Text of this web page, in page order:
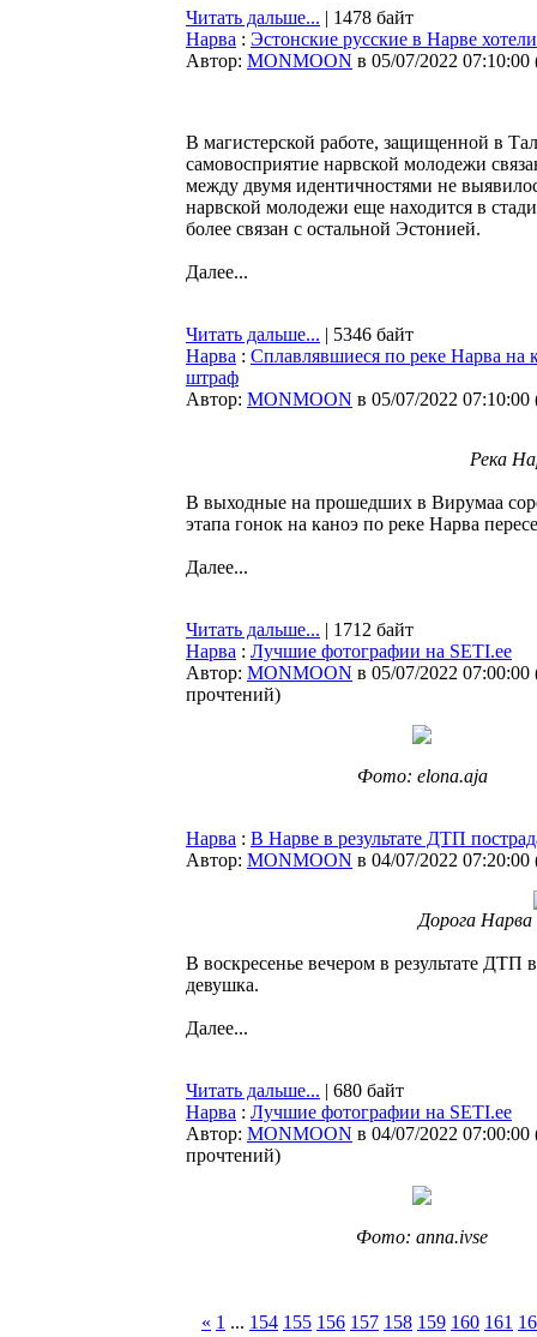
Читать дальше... | 1478 байт
Нарва : Эстонские русские в Нарве
Автор: MONMOON в 05/07/2022 07:10:00
В магистерской работе, защищенной в
самовосприятие нарвской молодежи
между двумя идентичностями не
нарвской молодежи еще находится в
более связан с остальной Эстонией.
Далее...
Читать дальше... | 5346 байт
Нарва : Сплавлявшиеся по реке Нарва на
штраф
Автор: MONMOON в 05/07/2022 07:10:00
Река
В выходные на прошедших в Вирумаа
этапа гонок на каноэ по реке Нарва
Далее...
Читать дальше... | 1712 байт
Нарва : Лучшие фотографии на SETI.ee
Автор: MONMOON в 05/07/2022 07:00:00
прочтений)
Фото: elona.aja
Нарва : В Нарве в результате ДТП
Автор: MONMOON в 04/07/2022 07:20:00
Дорога
В воскресенье вечером в результате ДТП
девушка.
Далее...
Читать дальше... | 680 байт
Нарва : Лучшие фотографии на SETI.ee
Автор: MONMOON в 04/07/2022 07:00:00
прочтений)
Фото: anna.ivse
« 1 ... 154 155 156 157 158 159 160 161